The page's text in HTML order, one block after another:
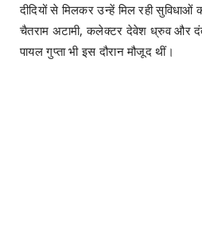
दीदियों से मिलकर उन्हें मिल रही सुविधाओं
चैतराम अटामी, कलेक्टर देवेश ध्रुव और
पायल गुप्ता भी इस दौरान मौजूद थीं।